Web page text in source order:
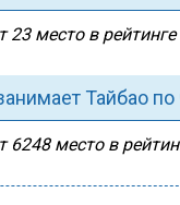
23 место в
Тайбао
6248 место в